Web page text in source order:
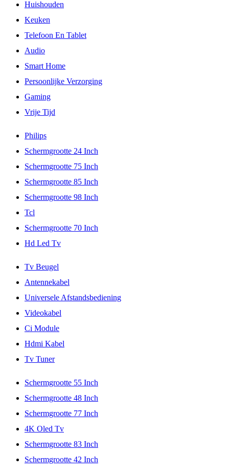
Huishouden
Keuken
Telefoon En Tablet
Audio
Smart Home
Persoonlijke Verzorging
Gaming
Vrije Tijd
Philips
Schermgrootte 24 Inch
Schermgrootte 75 Inch
Schermgrootte 85 Inch
Schermgrootte 98 Inch
Tcl
Schermgrootte 70 Inch
Hd Led Tv
Tv Beugel
Antennekabel
Universele Afstandsbediening
Videokabel
Ci Module
Hdmi Kabel
Tv Tuner
Schermgrootte 55 Inch
Schermgrootte 48 Inch
Schermgrootte 77 Inch
4K Oled Tv
Schermgrootte 83 Inch
Schermgrootte 42 Inch